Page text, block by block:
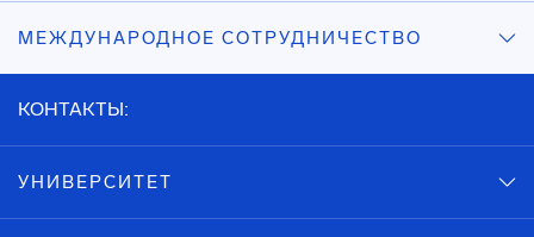
МЕЖДУНАРОДНОЕ СОТРУДНИЧЕСТВО
КОНТАКТЫ:
УНИВЕРСИТЕТ